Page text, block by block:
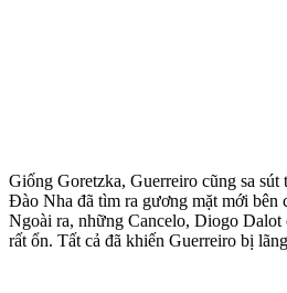
Giống Goretzka, Guerreiro cũng sa
Đào Nha đã tìm ra gương mặt mới bên
Ngoài ra, những Cancelo, Diogo Dalot
rất ổn. Tất cả đã khiến Guerreiro bị